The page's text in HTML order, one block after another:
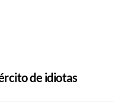
de idiotas